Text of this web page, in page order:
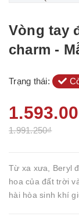
Vòng tay
charm -
Trạng thái:
1.991.250₫
Từ xa xưa, Beryl
hoa của đất trời
hài hòa sinh khí